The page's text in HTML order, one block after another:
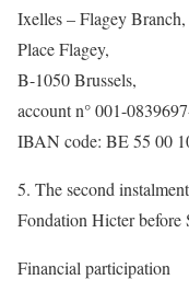
Ixelles – Flagey Branch,
Place Flagey,
B-1050 Brussels,
account n° 001-
IBAN code: BE 55 00
5. The second
Fondation Hicter before
Financial participation